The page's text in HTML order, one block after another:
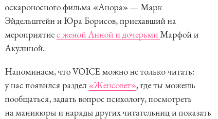
оскароносного фильма «Анора» — Марк
Эйдельштейн и Юра Борисов, приехавший на
мероприятиес женой Анной и дочерьмиМарфой и
Акулиной.
Напоминаем, что VOICE можно не только читать:
у нас появился раздел «Женсовет», где ты можешь
пообщаться, задать вопрос психологу, посмотреть
на маникюры и наряды других читательниц и показать